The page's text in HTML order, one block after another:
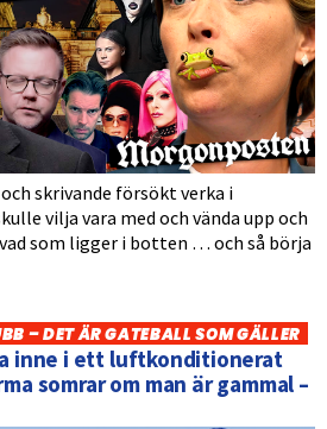
skrivande försökt verka i
vilja vara med och vända upp och
som ligger i botten … och så börja
– DET ÄR GATEBALL SOM GÄLLER
inne i ett luftkonditionerat
somrar om man är gammal –